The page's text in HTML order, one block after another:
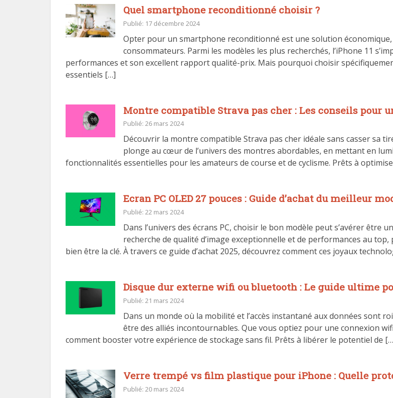
Quel smartphone reconditionné choisir ?
Publié: 17 décembre 2024
Opter pour un smartphone reconditionné est une solution
consommateurs. Parmi les modèles les plus recherchés, l’iPhone 11
performances et son excellent rapport qualité-prix. Mais pourquoi choisir
essentiels […]
Montre compatible Strava pas cher : Les conseils pour
Publié: 26 mars 2024
Découvrir la montre compatible Strava pas cher idéale sans casser sa
plonge au cœur de l’univers des montres abordables, en mettant en
fonctionnalités essentielles pour les amateurs de course et de cyclisme. Prêts à
Ecran PC OLED 27 pouces : Guide d’achat du meilleur
Publié: 22 mars 2024
Dans l’univers des écrans PC, choisir le bon modèle peut s’avérer être
recherche de qualité d’image exceptionnelle et de performances au
bien être la clé. À travers ce guide d’achat 2025, découvrez comment ces joyaux
Disque dur externe wifi ou bluetooth : Le guide ultime
Publié: 21 mars 2024
Dans un monde où la mobilité et l’accès instantané aux données sont
être des alliés incontournables. Que vous optiez pour une connexion
comment booster votre expérience de stockage sans fil. Prêts à libérer le potentiel de
Verre trempé vs film plastique pour iPhone : Quelle
Publié: 20 mars 2024